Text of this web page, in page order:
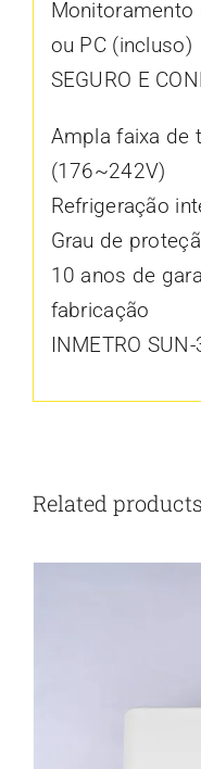
Monitoramento
ou PC (incluso)
SEGURO E
Ampla faixa de
(176~242V)
Refrigeração
Grau de
10 anos de
fabricação
INMETRO
Related products